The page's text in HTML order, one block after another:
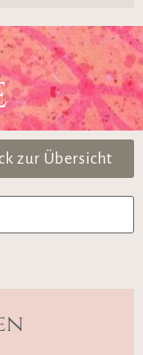
zur Übersicht